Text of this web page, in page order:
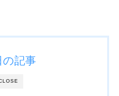
の記事